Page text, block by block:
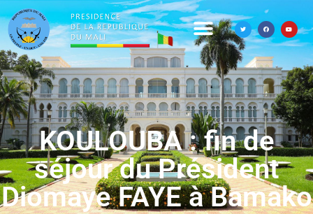
KOULOUBA : fin de
séjour du Président
Diomaye FAYE à Bamako